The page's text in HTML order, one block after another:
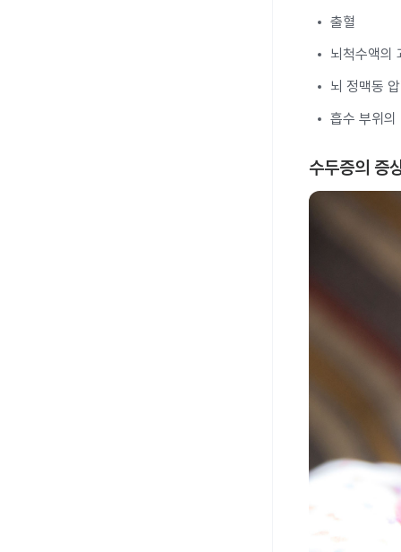
출혈
뇌척수액의
뇌 정맥동
흡수 부위의
수두증의 증